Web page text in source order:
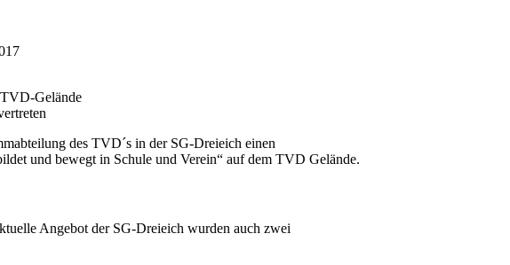
Gelände
des TVD´s in der SG-Dreieich einen
und bewegt in Schule und Verein“ auf dem TVD Gelände.
Angebot der SG-Dreieich wurden auch zwei